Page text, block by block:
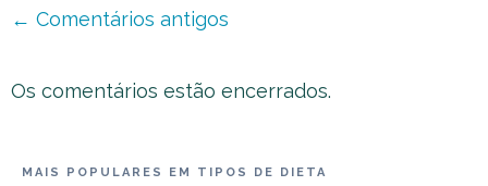
Navegação
comentário
← Comentários antigos
Os comentários estão encerrados.
MAIS POPULARES EM TIPOS DE DIETA